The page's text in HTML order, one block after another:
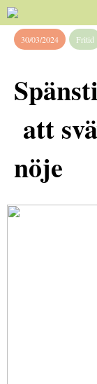
30/03/2024 Fritid
att
nöje